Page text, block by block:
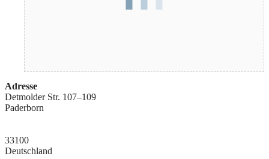
Adresse
Detmolder Str. 107–109
Paderborn
33100
Deutschland